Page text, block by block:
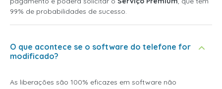
99% de probabilidades de sucesso.
O que acontece se o software do telefone for
modificado?
As liberações são 100% eficazes em software não